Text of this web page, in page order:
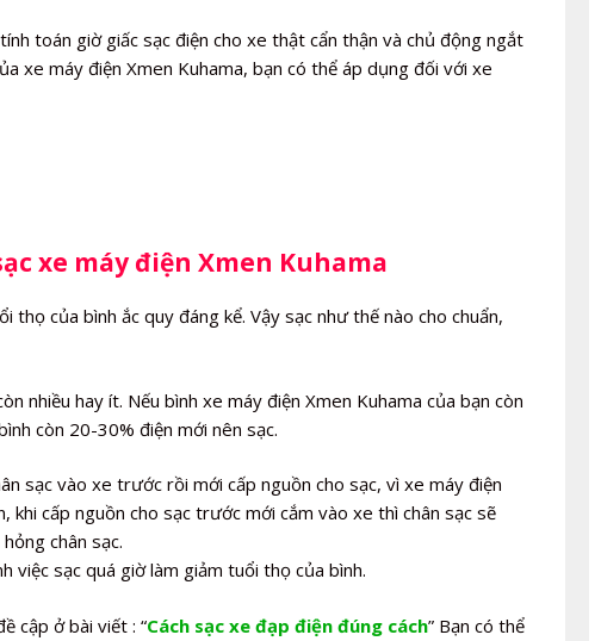
toán giờ giấc sạc điện cho xe thật cẩn thận và chủ động ngắt
xe máy điện Xmen Kuhama, bạn có thể áp dụng đối với xe
xe máy điện Xmen Kuhama
thọ của bình ắc quy đáng kể. Vậy sạc như thế nào cho chuẩn,
nhiều hay ít. Nếu bình xe máy điện Xmen Kuhama của bạn còn
còn 20-30% điện mới nên sạc.
sạc vào xe trước rồi mới cấp nguồn cho sạc, vì xe máy điện
cấp nguồn cho sạc trước mới cắm vào xe thì chân sạc sẽ
chân sạc.
việc sạc quá giờ làm giảm tuổi thọ của bình.
cập ở bài viết : “Cách sạc xe đạp điện đúng cách” Bạn có thể